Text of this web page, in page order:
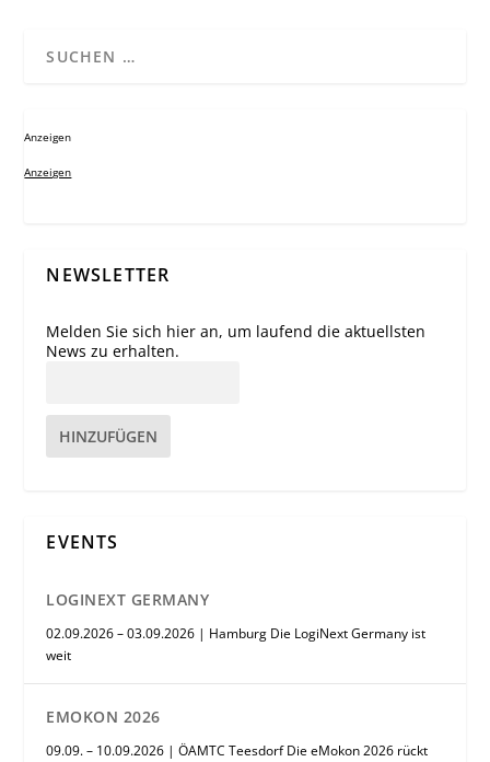
Anzeigen
Anzeigen
NEWSLETTER
Melden Sie sich hier an, um laufend die aktuellsten
News zu erhalten.
HINZUFÜGEN
EVENTS
LOGINEXT GERMANY
02.09.2026 – 03.09.2026 | Hamburg Die LogiNext Germany ist
weit
EMOKON 2026
09.09. – 10.09.2026 | ÖAMTC Teesdorf Die eMokon 2026 rückt